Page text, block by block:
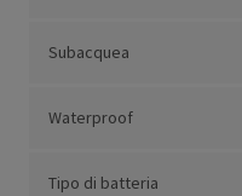
Subacquea
Waterproof
Tipo di batteria